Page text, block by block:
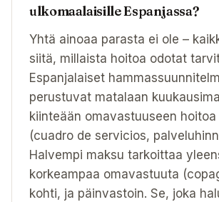
ulkomaalaisille Espanjassa?
Yhtä ainoaa parasta ei ole –
siitä, millaista hoitoa odotat
Espanjalaiset
perustuvat matalaan
kiinteään omavastuuseen hoitoa
(cuadro de servicios,
Halvempi maksu tarkoittaa
korkeampaa omavastuuta
kohti, ja päinvastoin. Se, joka